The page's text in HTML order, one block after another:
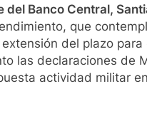
Banco Central,
que
del plazo
las declaraciones de
actividad militar